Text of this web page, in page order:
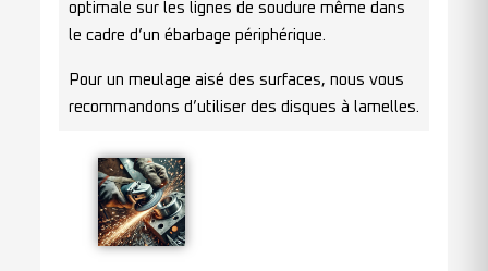
optimale sur les lignes de soudure même dans
le cadre d’un ébarbage périphérique.
Pour un meulage aisé des surfaces, nous vous
recommandons d’utiliser des disques à lamelles.